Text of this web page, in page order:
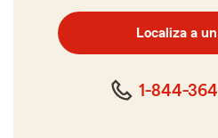
código
postal
de
cinco
Localiza a
1-844-